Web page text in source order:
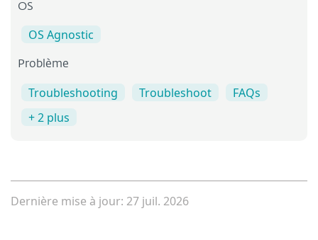
OS
OS Agnostic
Problème
Troubleshooting Troubleshoot
FAQs
+ 2 plus
Dernière mise à jour: 27 juil. 2026